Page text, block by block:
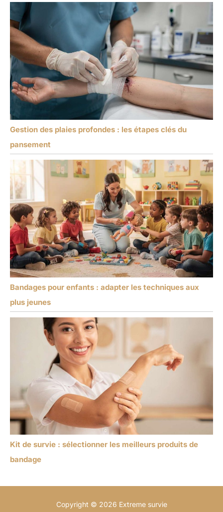
Gestion des plaies profondes : les étapes clés du
pansement
Bandages pour enfants : adapter les techniques aux
plus jeunes
Kit de survie : sélectionner les meilleurs produits de
bandage
Copyright © 2026 Extreme survie